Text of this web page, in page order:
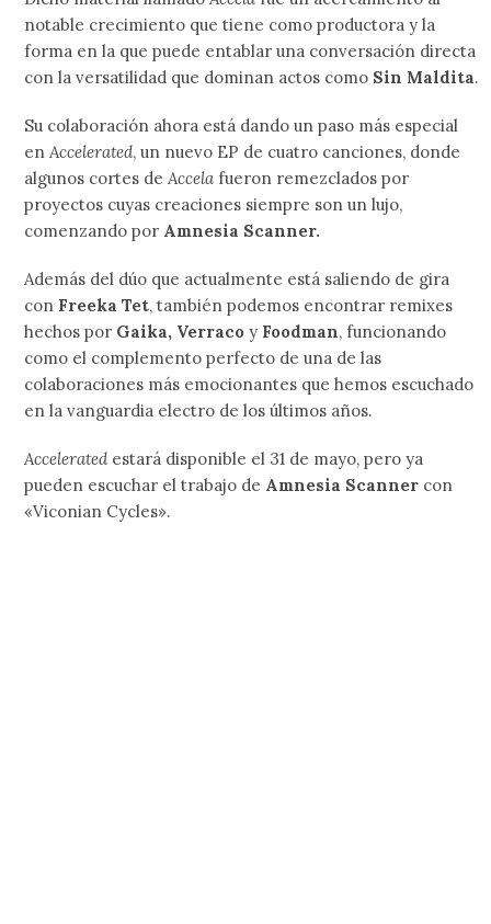
notable crecimiento que tiene como productora y la
forma en la que puede entablar una conversación directa
con la versatilidad que dominan actos como Sin Maldita.
Su colaboración ahora está dando un paso más especial
en Accelerated, un nuevo EP de cuatro canciones, donde
algunos cortes de Accelafueron remezclados por
proyectos cuyas creaciones siempre son un lujo,
comenzando por Amnesia Scanner.
Además del dúo que actualmente está saliendo de gira
con Freeka Tet, también podemos encontrar remixes
hechos por Gaika, Verracoy Foodman, funcionando
como el complemento perfecto de una de las
colaboraciones más emocionantes que hemos escuchado
en la vanguardia electro de los últimos años.
Accelerated estará disponible el 31 de mayo, pero ya
pueden escuchar el trabajo de Amnesia Scanner con
«Viconian Cycles».